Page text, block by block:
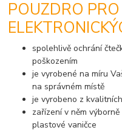
POUZDRO
spolehlivě ochrání
poškozením
je vyrobené na míru
na správném místě
je vyrobeno z
zařízení v něm
plastové vaničce